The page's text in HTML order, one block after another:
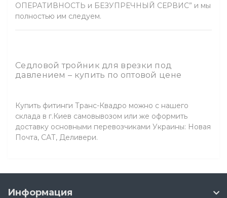
ОПЕРАТИВНОСТЬ и БЕЗУПРЕЧНЫЙ СЕРВИС” и мы
полностью им следуем.
Седловой тройник для врезки под
давлением – купить по оптовой цене
Купить фитинги Транс-Квадро можно с нашего
склада в г.Киев самовывозом или же оформить
доставку основными перевозчиками Украины: Новая
Почта, САТ, Деливери.
Информация